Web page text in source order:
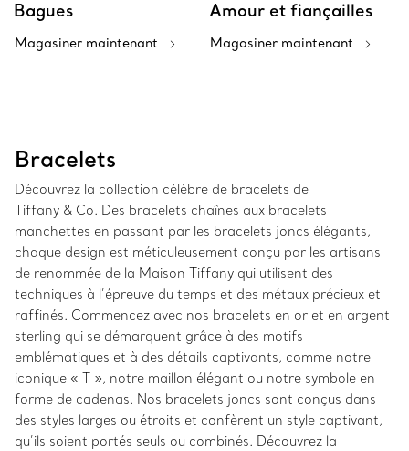
Bagues
Magasiner maintenant
Amour et fiançailles
Magasiner maintenant
Bracelets
Découvrez la collection célèbre de bracelets de
Tiffany & Co. Des bracelets chaînes aux bracelets
manchettes en passant par les bracelets joncs élégants,
chaque design est méticuleusement conçu par les artisans
de renommée de la Maison Tiffany qui utilisent des
techniques à l’épreuve du temps et des métaux précieux et
raffinés. Commencez avec nos bracelets en or et en argent
sterling qui se démarquent grâce à des motifs
emblématiques et à des détails captivants, comme notre
iconique « T », notre maillon élégant ou notre symbole en
forme de cadenas. Nos bracelets joncs sont conçus dans
des styles larges ou étroits et confèrent un style captivant,
qu’ils soient portés seuls ou combinés. Découvrez la